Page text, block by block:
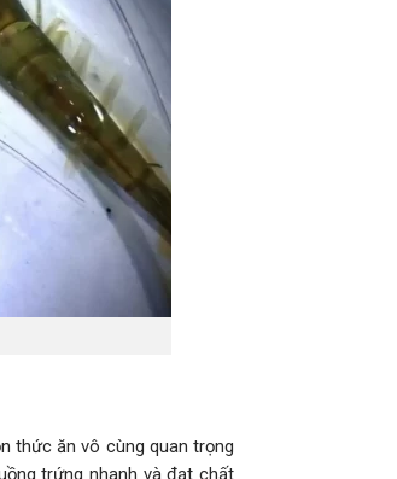
thức ăn vô cùng quan trọng
trứng nhanh và đạt chất